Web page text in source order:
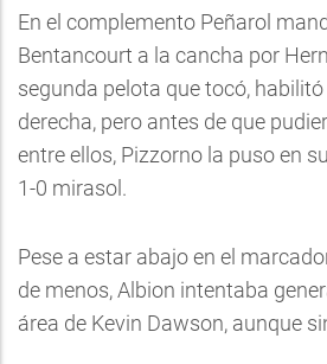
En el complemento Peñarol
Bentancourt a la cancha por
segunda pelota que tocó,
derecha, pero antes de que
entre ellos, Pizzorno la puso en
1-0 mirasol.
Pese a estar abajo en el
de menos, Albion intentaba
área de Kevin Dawson, aunque